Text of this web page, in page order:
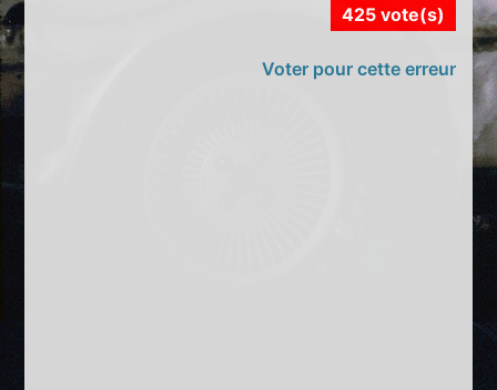
425 vote(s)
Voter pour cette erreur